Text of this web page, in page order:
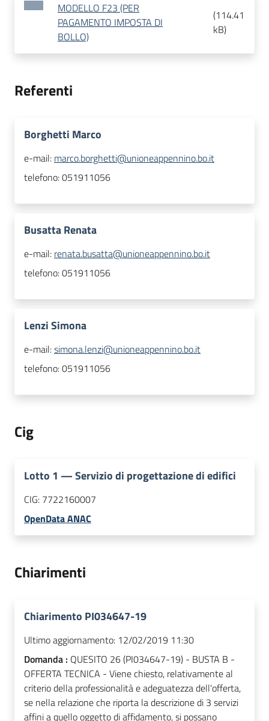
MODELLO F23 (PER
PAGAMENTO IMPOSTA DI
BOLLO)
(114.41
kB)
Referenti
Borghetti Marco
e-mail: marco.borghetti@unioneappennino.bo.it
telefono:051911056
Busatta Renata
e-mail: renata.busatta@unioneappennino.bo.it
telefono:051911056
Lenzi Simona
e-mail:simona.lenzi@unioneappennino.bo.it
telefono:051911056
Cig
Lotto 1 —Servizio di progettazione di edifici
CIG: 7722160007
OpenData ANAC
Chiarimenti
Chiarimento PI034647-19
Ultimo aggiornamento: 12/02/2019 11:30
Domanda : QUESITO 26 (PI034647-19) - BUSTA B -
OFFERTA TECNICA - Viene chiesto, relativamente al
criterio della professionalità e adeguatezza dell'offerta,
se nella relazione che riporta la descrizione di 3 servizi
affini a quello oggetto di affidamento, si possano